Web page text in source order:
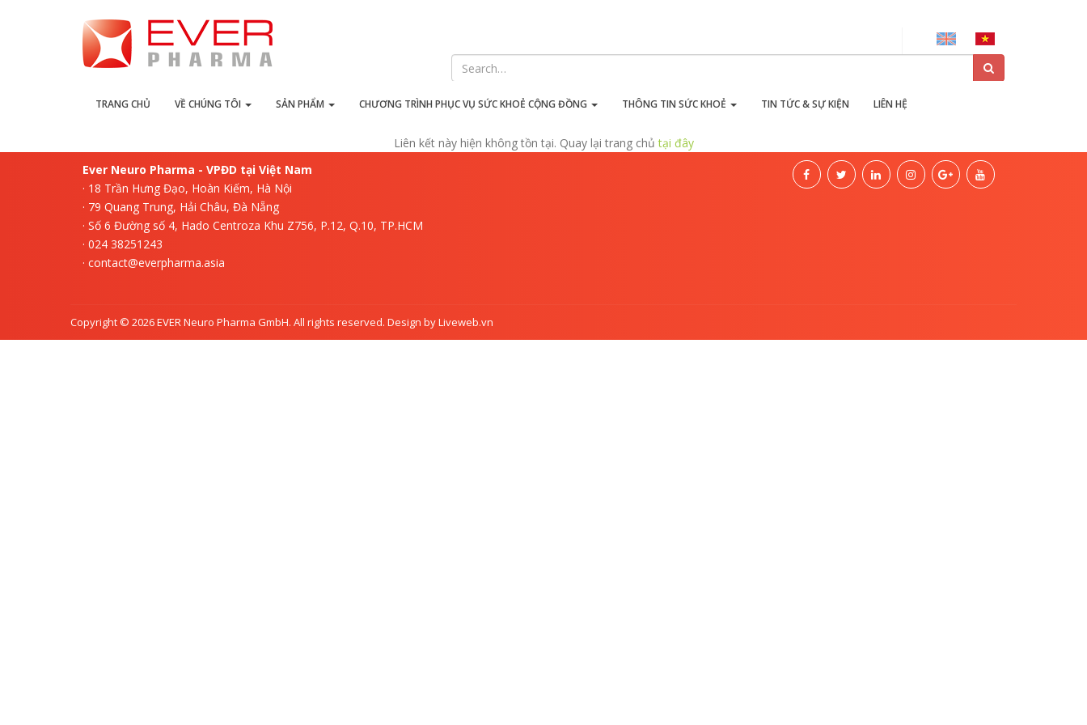
TRANG CHỦ VỀ CHÚNG TÔI SẢN PHẨM CHƯƠNG TRÌNH PHỤC VỤ SỨC KHOẺ CỘNG ĐỒNG THÔNG TIN SỨC KHOẺ TIN TỨC & SỰ KIỆN LIÊN HỆ
Liên kết này hiện không tồn tại
Liên kết này hiện không tồn tại. Quay lại trang chủtại đây
Ever Neuro Pharma - VPĐD tại Việt Nam
· 18 Trần Hưng Đạo, Hoàn Kiếm, Hà Nội
· 79 Quang Trung, Hải Châu, Đà Nẵng
· Số 6 Đường số 4, Hado Centroza Khu Z756, P.12, Q.10, TP.HCM
· 024 38251243
· contact@everpharma.asia
Copyright © 2026 EVER Neuro Pharma GmbH. All rights reserved. Design by Liveweb.vn